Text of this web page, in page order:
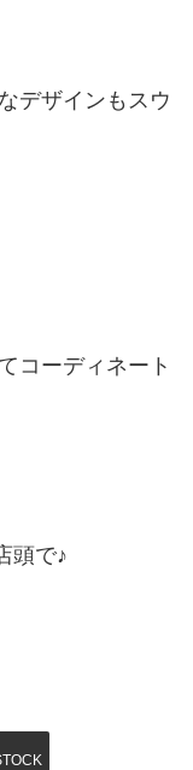
デザインもスウ
コーディネート
頭で♪